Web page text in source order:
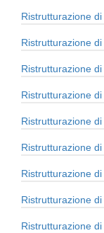
Ristrutturazione
Ristrutturazione
Ristrutturazione
Ristrutturazione
Ristrutturazione
Ristrutturazione
Ristrutturazione
Ristrutturazione
Ristrutturazione